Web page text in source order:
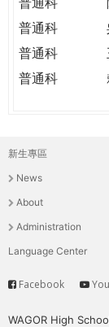
普通科
普通科
普通科
主
選
單
新生專區
News
About
Administration
Language Center
Service
Facebook
WAGOR High